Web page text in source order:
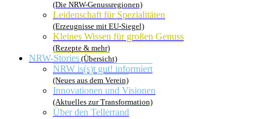
(Die NRW-Genussregionen)
Leidenschaft für Spezialitäten
(Erzeugnisse mit EU-Siegel)
Kleines Wissen für großen Genuss
(Rezepte & mehr)
NRW-Stories (Übersicht)
NRW is(s)t gut! informiert
(Neues aus dem Verein)
Innovationen und Visionen
(Aktuelles zur Transformation)
Über den Tellerrand